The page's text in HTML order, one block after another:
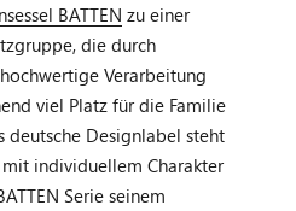
BATTEN zu einer
die durch
Verarbeitung
viel Platz für die Familie
deutsche Designlabel steht
individuellem Charakter
Serie seinem